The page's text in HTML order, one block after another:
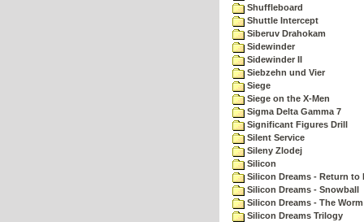
Shuffleboard
Shuttle Intercept
Siberuv Drahokam
Sidewinder
Sidewinder II
Siebzehn und Vier
Siege
Siege on the X-Men
Sigma Delta Gamma 7
Significant Figures Drill
Silent Service
Sileny Zlodej
Silicon
Silicon Dreams - Return to
Silicon Dreams - Snowball
Silicon Dreams - The
Silicon Dreams Trilogy